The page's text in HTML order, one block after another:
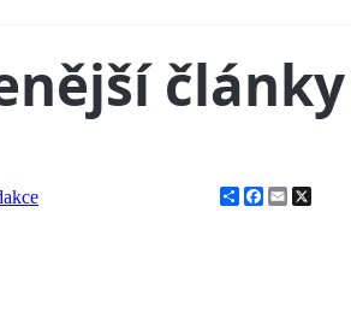
ShareFacebook
Email